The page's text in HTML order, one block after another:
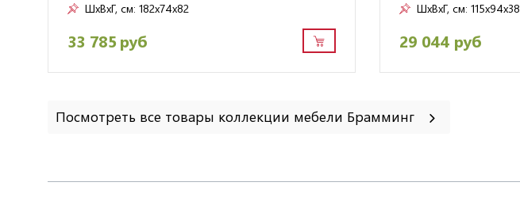
ШxВxГ, см: 182x74x82
33 785 руб
ШxВxГ, см: 115x94x38
29 044 руб
Посмотреть все товары коллекции мебели Брамминг